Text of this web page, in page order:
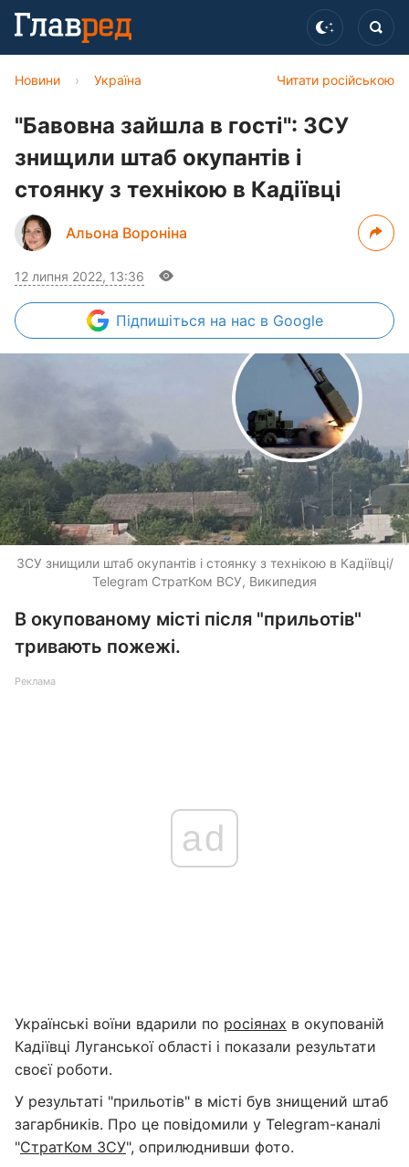
Читати російською
Новини › Україна
"Бавовна зайшла в гості": ЗСУ
знищили штаб окупантів і
стоянку з технікою в Кадіївці
Альона Вороніна
12 липня 2022, 13:36
Підпишіться на нас в Google
ЗСУ знищили штаб окупантів і стоянку з технікою в Кадіївці/
Telegram СтратКом ВСУ, Википедия
В окупованому місті після "прильотів"
тривають пожежі.
Реклама
ad
Українські воїни вдарили по росіянах в окупованій
Кадіївці Луганської області і показали результати
своєї роботи.
У результаті "прильотів" в місті був знищений штаб
загарбників. Про це повідомили у Telegram-каналі
"СтратКом ЗСУ", оприлюднивши фото.